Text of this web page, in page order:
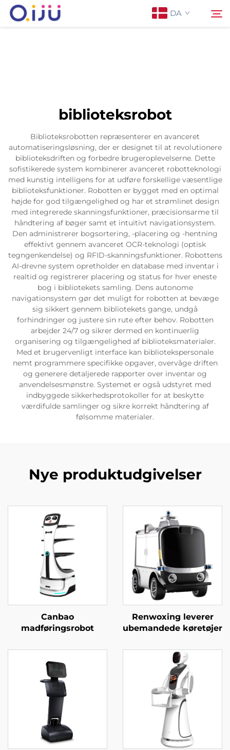
DA
Anvendelse
Sag
Nyheder
Servicesupport
Kontakt os
biblioteksrobot
Biblioteksrobotten repræsenterer en avanceret
automatiseringsløsning, der er designet til at revolutionere
biblioteksdriften og forbedre brugeroplevelserne. Dette
sofistikerede system kombinerer avanceret robotteknologi
med kunstig intelligens for at udføre forskellige væsentlige
biblioteksfunktioner. Robotten er bygget med en optimal
højde for god tilgængelighed og har et strømlinet design
med integrerede skanningsfunktioner, præcisionsarme til
håndtering af bøger samt et intuitivt navigationsystem.
Den administrerer bogsortering, -placering og -hentning
effektivt gennem avanceret OCR-teknologi (optisk
tegngenkendelse) og RFID-skanningsfunktioner. Robottens
AI-drevne system opretholder en database med inventar i
realtid og registrerer placering og status for hver eneste
bog i bibliotekets samling. Dens autonome
navigationsystem gør det muligt for robotten at bevæge
sig sikkert gennem bibliotekets gange, undgå
forhindringer og justere sin rute efter behov. Robotten
arbejder 24/7 og sikrer dermed en kontinuerlig
organisering og tilgængelighed af biblioteksmaterialer.
Med et brugervenligt interface kan bibliotekspersonale
nemt programmere specifikke opgaver, overvåge driften
og generere detaljerede rapporter over inventar og
anvendelsesmønstre. Systemet er også udstyret med
indbyggede sikkerhedsprotokoller for at beskytte
værdifulde samlinger og sikre korrekt håndtering af
følsomme materialer.
Nye produktudgivelser
Canbao
madføringsrobot
Renwoxing leverer
ubemandede køretøjer